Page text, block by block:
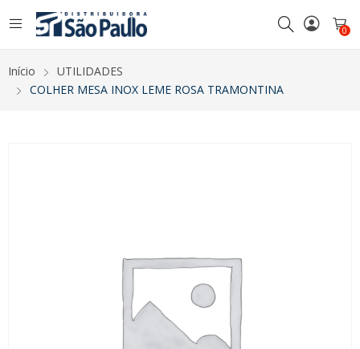
0
Início
UTILIDADES
COLHER MESA INOX LEME ROSA TRAMONTINA